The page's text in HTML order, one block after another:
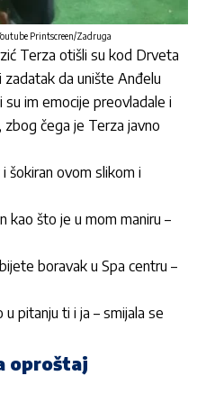
Printscreen/Zadruga
Terza otišli su kod Drveta
da unište Anđelu
su im emocije preovladale i
zbog čega je Terza javno
šokiran ovom slikom i
kao što je u mom maniru –
boravak u Spa centru –
pitanju ti i ja – smijala se
oproštaj